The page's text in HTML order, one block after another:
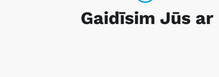
Gaidīsim Jūs ar